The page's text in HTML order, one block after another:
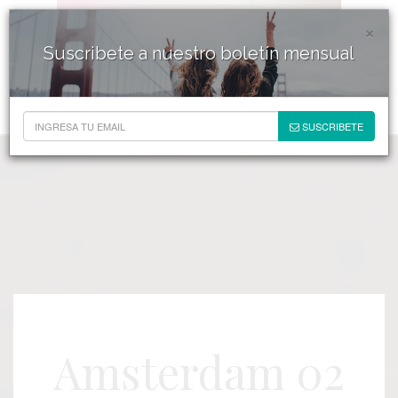
×
Suscribete a nuestro boletín mensual
SUSCRIBETE